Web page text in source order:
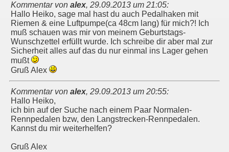
Kommentar von alex, 29.09.2013 um 21:05:
Hallo Heiko, sage mal hast du auch Pedalhaken mit
Riemen & eine Luftpumpe(ca 48cm lang) für mich?! Ich
muß schauen was mir von meinem Geburtstags-
Wunschzettel erfüllt wurde. Ich schreibe dir aber mal zur
Sicherheit alles auf das du nur einmal ins Lager gehen
mußt
Gruß Alex
Kommentar von alex, 29.09.2013 um 20:55:
Hallo Heiko,
ich bin auf der Suche nach einem Paar Normalen-
Rennpedalen bzw, den Langstrecken-Rennpedalen.
Kannst du mir weiterhelfen?
Gruß Alex